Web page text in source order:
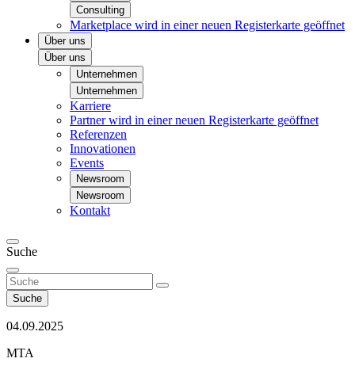
Consulting
Marketplace wird in einer neuen Registerkarte geöffnet
Über uns
Über uns
Unternehmen
Unternehmen
Karriere
Partnerwird in einer neuen Registerkarte geöffnet
Referenzen
Innovationen
Events
Newsroom
Newsroom
Kontakt
Suche
Suche
04.09.2025
MTA